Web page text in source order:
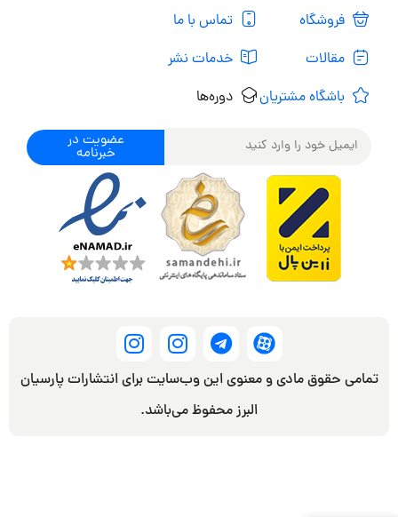
فروشگاه
مقالات
باشگاه مشتریان
تماس با ما
خدمات نشر
دوره‌ها
عضویت در
خبرنامه
تمامی حقوق مادی و معنوی این وب‌سایت برای انتشارات پارسیان
البرز محفوظ می‌باشد.